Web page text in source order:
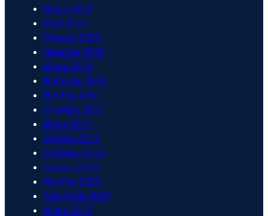
Июнь 2019
Май 2019
Январь 2019
Декабрь 2018
Июль 2018
Февраль 2018
Ноябрь 2017
Октябрь 2017
Июль 2017
Апрель 2017
Октябрь 2016
Апрель 2016
Ноябрь 2015
Сентябрь 2015
Июнь 2015